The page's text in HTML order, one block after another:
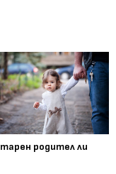
родител ли